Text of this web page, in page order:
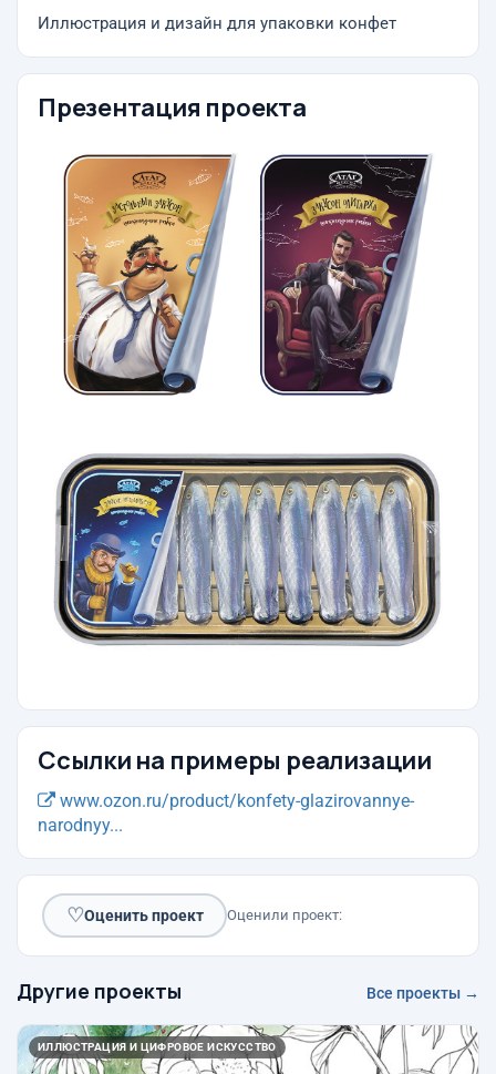
Иллюстрация и дизайн для упаковки конфет
Презентация проекта
Ссылки на примеры реализации
www.ozon.ru/product/konfety-glazirovannye-
narodnyy...
♡Оценить проект Оценили проект:
Другие проекты Все проекты →
ИЛЛЮСТРАЦИЯ И ЦИФРОВОЕ ИСКУССТВО